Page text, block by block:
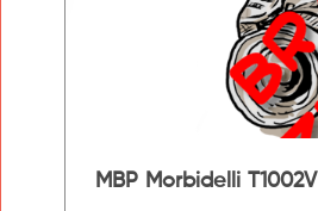
MBP Morbidelli T1002V